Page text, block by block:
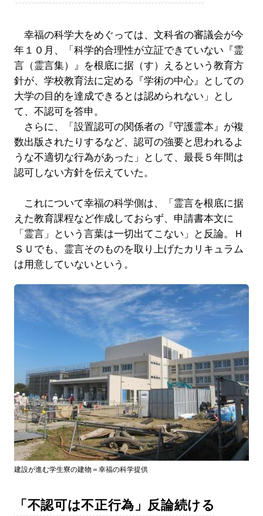
幸福の科学大をめぐっては、文科省の審議会が今
年１０月、「科学的合理性が立証できていない『霊
言（霊言集）』を根底に据（す）えるという教育方
針が、学校教育法に定める『学術の中心』としての
大学の目的を達成できるとは認められない」とし
て、不認可を答申。
さらに、「設置認可の関係者の『守護霊本』が複
数出版されたりするなど、認可の強要と思われるよ
うな不適切な行為があった」として、最長５年間は
認可しない方針を伝えていた。
これについて幸福の科学側は、「霊言を根底に据
えた教育課程など作成しておらず、申請書本文に
「霊言」という言葉は一切出てこない」と反論。Ｈ
ＳＵでも、霊言そのものを取り上げたカリキュラム
は用意していないという。
建設が進む学生寮の建物＝幸福の科学提供
「不認可は不正行為」反論続ける